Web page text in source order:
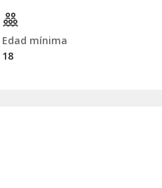
Edad mínima
18